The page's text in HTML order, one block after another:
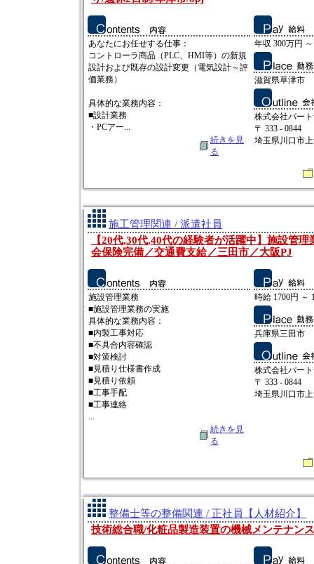
あなたにお任せする仕事：
コントローラ商品（PLC、HMI等）の新規
設計および既存の設計変更（電気設計～評
価業務）
具体的な業務内容：
■設計業務
・PCアー...
続きを見
る
年収 300万円
滋賀県草津市
株式会社パー
〒 333 - 0844
埼玉県川口市
施工管理関連 / 派遣社員
【20代,30代,40代の経験者が活躍中】施設管
会保険完備／交通費支給／三田市／大阪PJ
施設管理業務
■施設管理業務の実施
具体的な業務内容：
■内製工事対応
■不具合内容確認
■対策検討
■見積り仕様書作成
■見積り依頼
■工事手配
■工事連絡
...
続きを見
る
時給 1700円 ～
兵庫県三田市
株式会社パー
〒 333 - 0844
埼玉県川口市
整備士等の整備関連 / 正社員【人材紹介】
技術総合職/化粧品製造装置の機械メンテナン